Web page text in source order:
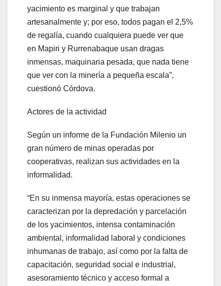
yacimiento es marginal y que trabajan
artesanalmente y; por eso, todos pagan el 2,5%
de regalía, cuando cualquiera puede ver que
en Mapiri y Rurrenabaque usan dragas
inmensas, maquinaria pesada, que nada tiene
que ver con la minería a pequeña escala”,
cuestionó Córdova.
Actores de la actividad
Según un informe de la Fundación Milenio un
gran número de minas operadas por
cooperativas, realizan sus actividades en la
informalidad.
“En su inmensa mayoría, estas operaciones se
caracterizan por la depredación y parcelación
de los yacimientos, intensa contaminación
ambiental, informalidad laboral y condiciones
inhumanas de trabajo, así como por la falta de
capacitación, seguridad social e industrial,
asesoramiento técnico y acceso formal a